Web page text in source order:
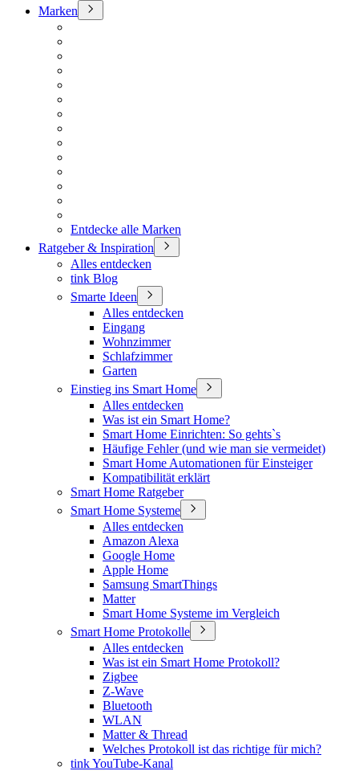
Marken
Entdecke alle Marken
Ratgeber & Inspiration
Alles entdecken
tink Blog
Smarte Ideen
Alles entdecken
Eingang
Wohnzimmer
Schlafzimmer
Garten
Einstieg ins Smart Home
Alles entdecken
Was ist ein Smart Home?
Smart Home Einrichten: So gehts`s
Häufige Fehler (und wie man sie vermeidet)
Smart Home Automationen für Einsteiger
Kompatibilität erklärt
Smart Home Ratgeber
Smart Home Systeme
Alles entdecken
Amazon Alexa
Google Home
Apple Home
Samsung SmartThings
Matter
Smart Home Systeme im Vergleich
Smart Home Protokolle
Alles entdecken
Was ist ein Smart Home Protokoll?
Zigbee
Z-Wave
Bluetooth
WLAN
Matter & Thread
Welches Protokoll ist das richtige für mich?
tink YouTube-Kanal